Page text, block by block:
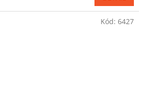
Kód: 6427